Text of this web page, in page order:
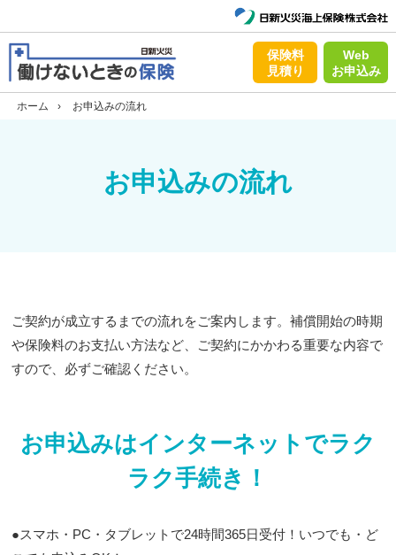
保険料
見積り
Web
お申込み
ホーム › お申込みの流れ
お申込みの流れ
ご契約が成立するまでの流れをご案内します。補償開始の時期
や保険料のお支払い方法など、ご契約にかかわる重要な内容で
すので、必ずご確認ください。
お申込みはインターネットでラク
ラク手続き！
●スマホ・PC・タブレットで24時間365日受付！いつでも・ど